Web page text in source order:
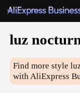
luz
Find more style
with AliExpress